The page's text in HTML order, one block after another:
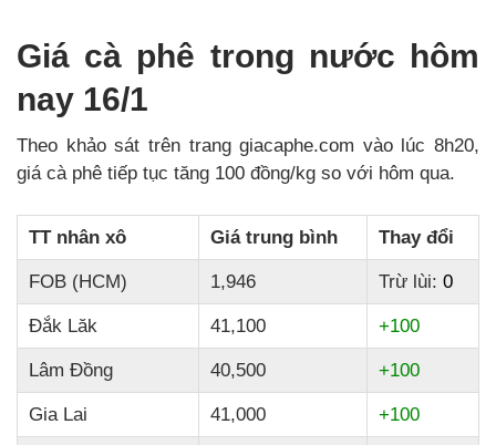
Giá cà phê trong nước hôm
nay 16/1
Theo khảo sát trên trang giacaphe.com vào lúc 8h20,
giá cà phê tiếp tục tăng 100 đồng/kg so với hôm qua.
TT nhân xô Giá trung bình Thay đổi
FOB (HCM) 1,946 Trừ lùi: 0
Đắk Lăk 41,100 +100
Lâm Đồng 40,500 +100
Gia Lai 41,000 +100